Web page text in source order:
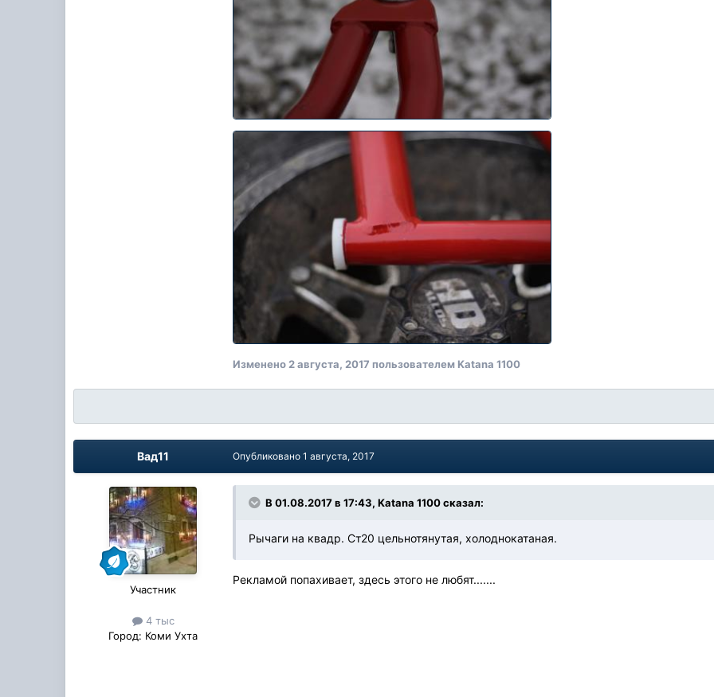
Изменено 2 августа, 2017 пользователем Katana 1100
Вад11
Участник
4 тыс
Город: Коми Ухта
Опубликовано1 августа, 2017
В 01.08.2017 в 17:43, Katana 1100 сказал:
Рычаги на квадр. Ст20 цельнотянутая, холоднокатаная.
Рекламой попахивает, здесь этого не любят.......